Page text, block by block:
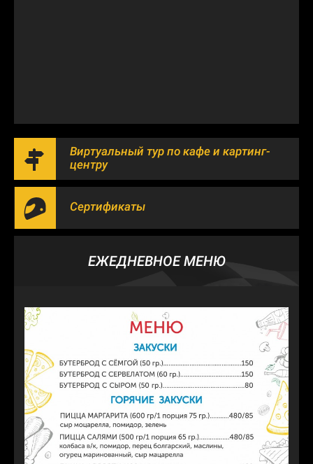
Виртуальный тур по кафе и картинг-
центру
Сертификаты
ЕЖЕДНЕВНОЕ МЕНЮ